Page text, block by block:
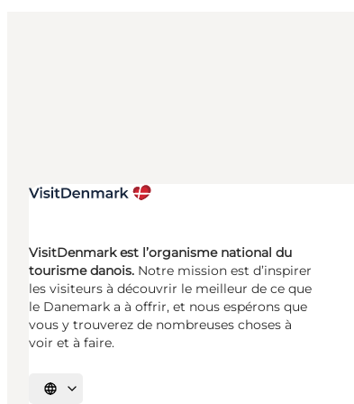
VisitDenmark est l’organisme national du
tourisme danois. Notre mission est d’inspirer
les visiteurs à découvrir le meilleur de ce que
le Danemark a à offrir, et nous espérons que
vous y trouverez de nombreuses choses à
voir et à faire.
Choisissez la langue